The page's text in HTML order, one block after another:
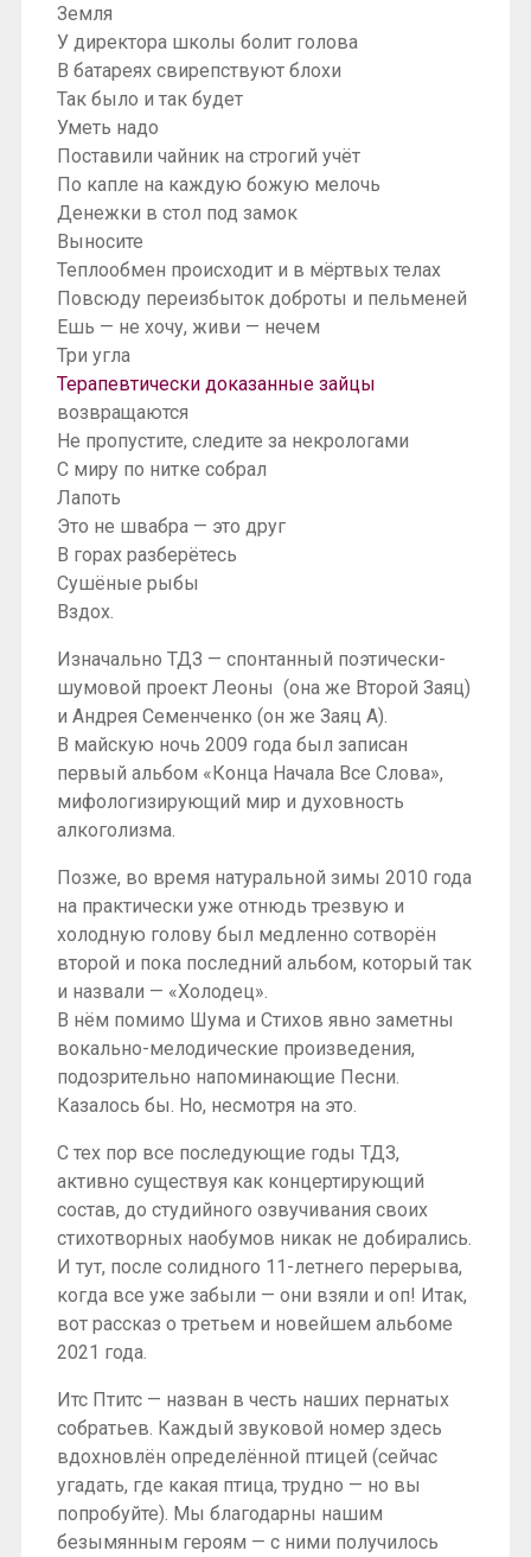
Земля
У директора школы болит голова
В батареях свирепствуют блохи
Так было и так будет
Уметь надо
Поставили чайник на строгий учёт
По капле на каждую божую мелочь
Денежки в стол под замок
Выносите
Теплообмен происходит и в мёртвых телах
Повсюду переизбыток доброты и пельменей
Ешь — не хочу, живи — нечем
Три угла
Терапевтически доказанные зайцы
возвращаются
Не пропустите, следите за некрологами
С миру по нитке собрал
Лапоть
Это не швабра — это друг
В горах разберётесь
Сушёные рыбы
Вздох.
Изначально ТДЗ — спонтанный поэтически-
шумовой проект Леоны (она же Второй Заяц)
и Андрея Семенченко (он же Заяц А).
В майскую ночь 2009 года был записан
первый альбом «Конца Начала Все Слова»,
мифологизирующий мир и духовность
алкоголизма.
Позже, во время натуральной зимы 2010 года
на практически уже отнюдь трезвую и
холодную голову был медленно сотворён
второй и пока последний альбом, который так
и назвали — «Холодец».
В нём помимо Шума и Стихов явно заметны
вокально-мелодические произведения,
подозрительно напоминающие Песни.
Казалось бы. Но, несмотря на это.
С тех пор все последующие годы ТДЗ,
активно существуя как концертирующий
состав, до студийного озвучивания своих
стихотворных наобумов никак не добирались.
И тут, после солидного 11-летнего перерыва,
когда все уже забыли — они взяли и оп! Итак,
вот рассказ о третьем и новейшем альбоме
2021 года.
Итс Птитс — назван в честь наших пернатых
собратьев. Каждый звуковой номер здесь
вдохновлён определённой птицей (сейчас
угадать, где какая птица, трудно — но вы
попробуйте). Мы благодарны нашим
безымянным героям — с ними получилось